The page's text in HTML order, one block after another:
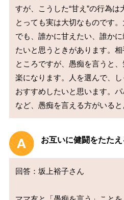
すが、こうした“甘え”の行為は
とっても実は大切なものです。
でも、誰かに甘えたい、誰かに
たいと思うときがあります。
ところですが、愚痴を言うと
楽になります。人を選んで、
おすすめしたいと思います。
お互いに健闘をたた
回答：坂上裕子さん